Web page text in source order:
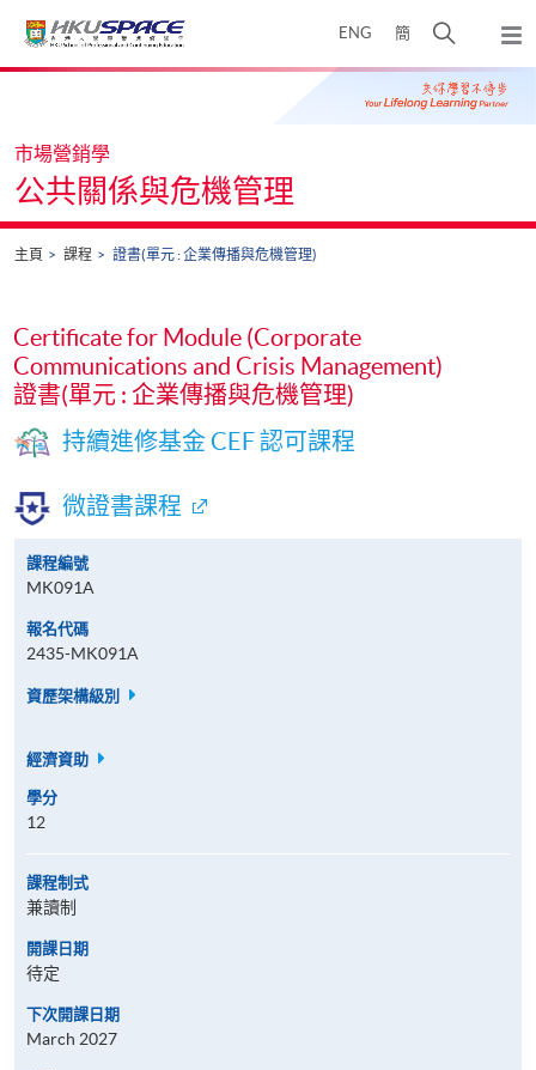
ENG 簡
開
搜
尋
彈
出
主
Main
市場營銷學
公共關係與危機管理
主頁 課程 證書(單元 : 企業傳播與危機管理)
Certificate for Module (Corporate
Communications and Crisis Management)
證書(單元 : 企業傳播與危機管理)
持續進修基金 CEF 認可課程
微證書課程
課程編號
MK091A
報名代碼
2435-MK091A
資歷架構級別
經濟資助
學分
12
課程制式
兼讀制
開課日期
待定
下次開課日期
March 2027